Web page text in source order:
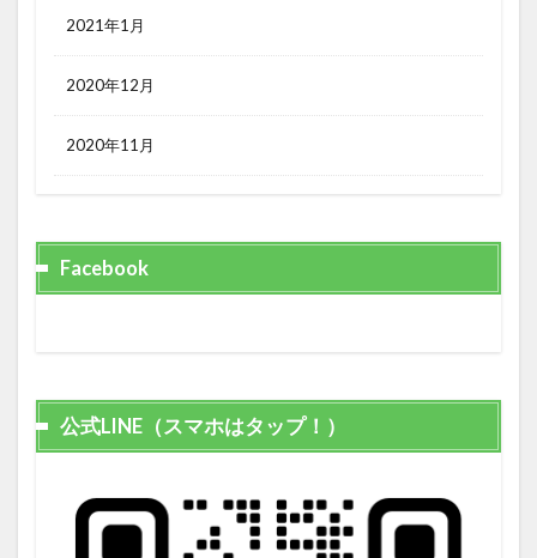
2021年1月
2020年12月
2020年11月
Facebook
公式LINE（スマホはタップ！）